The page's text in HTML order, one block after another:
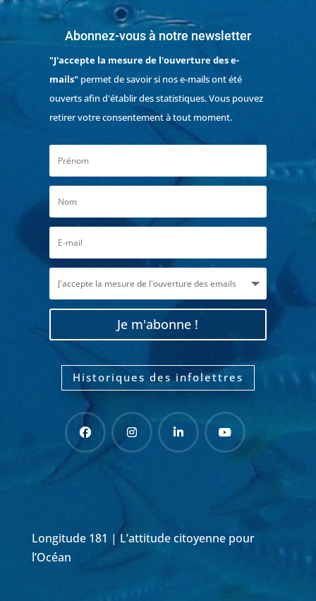
Abonnez-vous à notre newsletter
"J'accepte la mesure de l'ouverture des e-
mails"permet de savoir si nos e-mails ont été
ouverts afin d'établir des statistiques. Vous pouvez
retirer votre consentement à tout moment.
Je m'abonne !
Historiques des infolettres
Longitude 181 | L’attitude citoyenne pour
l’Océan